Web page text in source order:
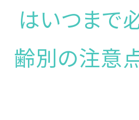
はいつまで
齢別の注意